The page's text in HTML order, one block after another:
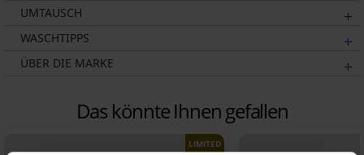
UMTAUSCH
WASCHTIPPS
ÜBER DIE MARKE
Das könnte Ihnen gefallen
LIMITED